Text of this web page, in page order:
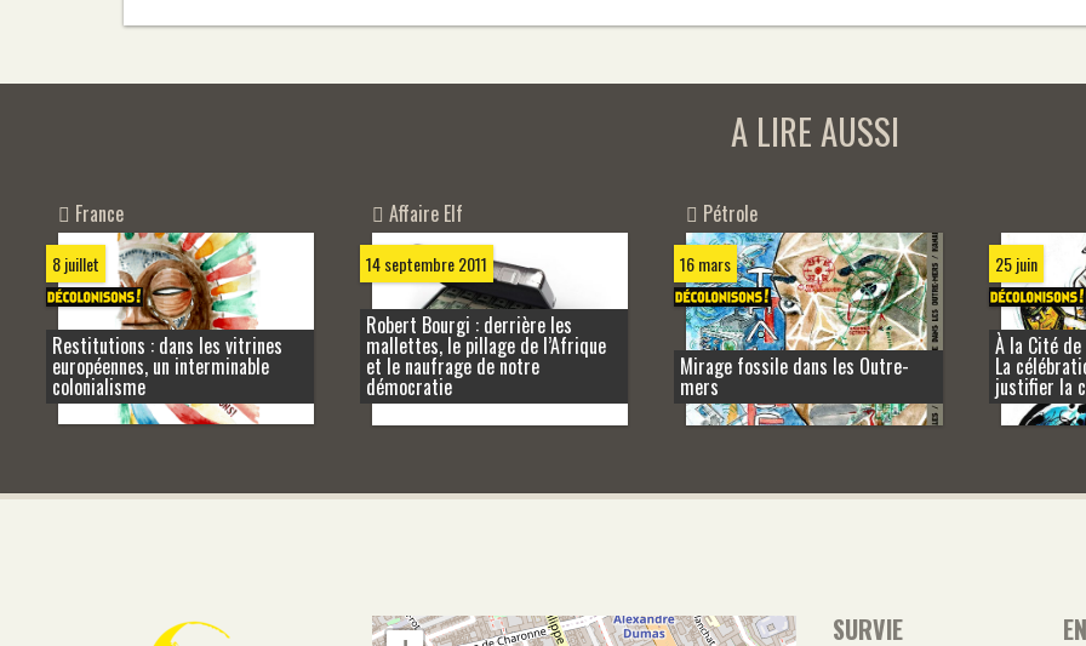
A LIRE AUSSI
France
8 juillet
Restitutions : dans les vitrines
européennes, un interminable
colonialisme
Affaire Elf
14 septembre 2011
Robert Bourgi : derrière les
mallettes, le pillage de l’Afrique
et le naufrage de notre
démocratie
Pétrole
16 mars
Mirage fossile dans les Outre-
mers
25 juin
À la Cité
La
justifier la
SURVIE